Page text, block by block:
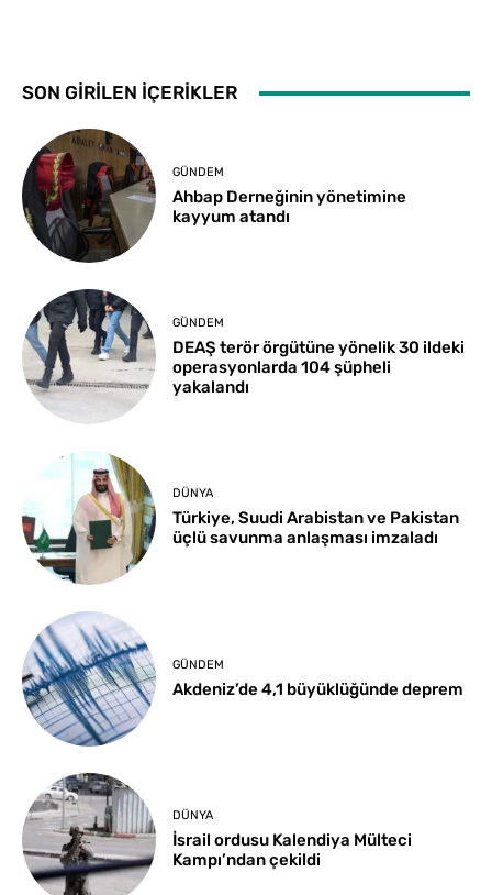
SON GİRİLEN İÇERİKLER
GÜNDEM
Ahbap Derneğinin yönetimine
kayyum atandı
GÜNDEM
DEAŞ terör örgütüne yönelik 30 ildeki
operasyonlarda 104 şüpheli
yakalandı
DÜNYA
Türkiye, Suudi Arabistan ve Pakistan
üçlü savunma anlaşması imzaladı
GÜNDEM
Akdeniz’de 4,1 büyüklüğünde deprem
DÜNYA
İsrail ordusu Kalendiya Mülteci
Kampı’ndan çekildi